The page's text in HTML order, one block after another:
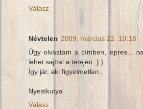
Válasz
Névtelen 2009. március 22. 10:18
Úgy olvastam a címben, epres...
lehet sajttal a tetején :):)
Így jár, aki figyelmetlen..
Nyestkutya
Válasz